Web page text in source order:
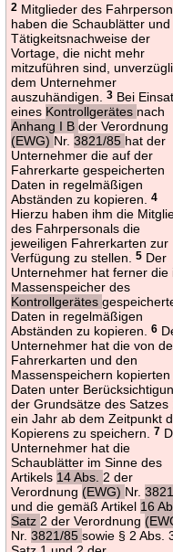
2 Mitglieder des
haben die Schaublätter und
Tätigkeitsnachweise der
Vortage, die nicht mehr
mitzuführen sind,
dem Unternehmer
auszuhändigen.3 Bei
eines Kontrollgerätes nach
Anhang I Bder Verordnung
(EWG) Nr.3821/85 hat der
Unternehmer die auf der
Fahrerkarte gespeicherten
Daten in regelmäßigen
Abständen zu kopieren.4
Hierzu haben ihm die
des Fahrpersonals die
jeweiligen Fahrerkarten zur
Verfügung zu stellen.5 Der
Unternehmer hat ferner die
Massenspeicher des
Kontrollgerätes
Daten in regelmäßigen
Abständen zu kopieren.6
Unternehmer hat die von
Fahrerkarten und den
Massenspeichern kopierten
Daten unter
der Grundsätze des Satzes
ein Jahr ab dem Zeitpunkt
Kopierens zu speichern.7
Unternehmer hat die
Schaublätter im Sinne des
Artikels 14 Abs. 2 der
Verordnung (EWG) Nr.
und die gemäß Artikel 16
Satz 2 der Verordnung
Nr.3821/85sowie § 2 Abs.